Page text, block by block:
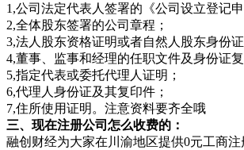
1,公司法定代表人签署的《公司设立登记申
2,全体股东签署的公司章程；
3,法人股东资格证明或者自然人股东身份证
4,董事、监事和经理的任职文件及身份证复
5,指定代表或委托代理人证明；
6,代理人身份证及其复印件；
7,住所使用证明。注意资料要齐全哦
三、现在注册公司怎么收费的：
融创财经为大家在川渝地区提供0元工商